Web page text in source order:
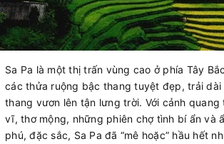
Sa Pa là một thị trấn vùng cao ở phía Tây
các thửa ruộng bậc thang tuyệt đẹp, trải dài
thang vươn lên tận lưng trời. Với cảnh quang
vĩ, thơ mộng, những phiên chợ tình bí ẩn và
phú, đặc sắc, Sa Pa đã “mê hoặc” hầu hết